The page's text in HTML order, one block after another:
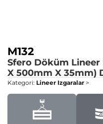
M132
Sfero Döküm Lineer
X 500mm X 35mm)
Kategori: Lineer Izgaralar >